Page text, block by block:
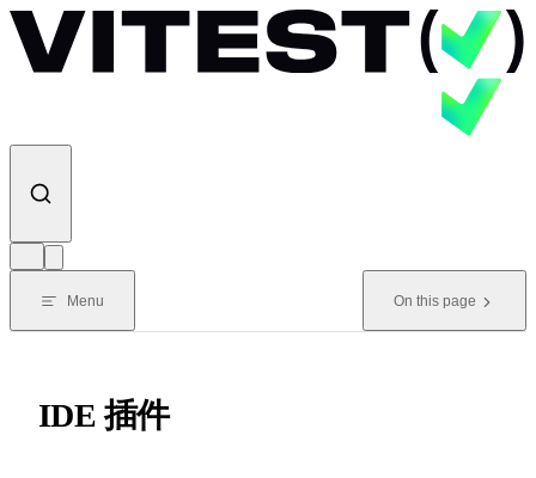
Skip to content
Menu On this page
IDE 插件